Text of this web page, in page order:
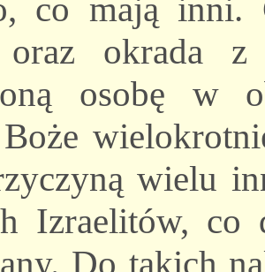
co mają inni.
okrada z
osobę w
Boże
wielu
Izraelitów, co
Do takich